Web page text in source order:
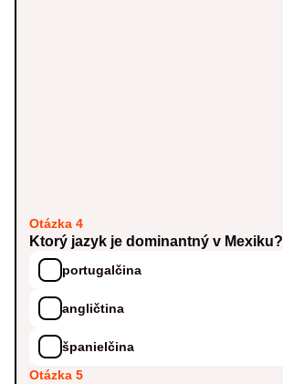
Otázka 4
Ktorý jazyk je dominantný v Mexiku?
portugalčina
angličtina
španielčina
Otázka 5